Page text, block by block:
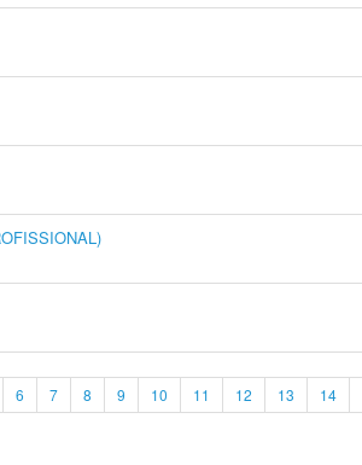
6 7 8 9 10 11 12 13 14